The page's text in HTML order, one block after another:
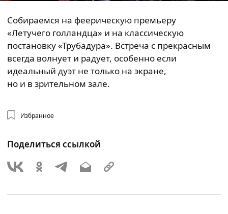
Собираемся на феерическую премьеру
«Летучего голландца» и на классическую
постановку «Трубадура». Встреча с прекрасным
всегда волнует и радует, особенно если
идеальный дуэт не только на экране,
но и в зрительном зале.
Избранное
Поделиться ссылкой